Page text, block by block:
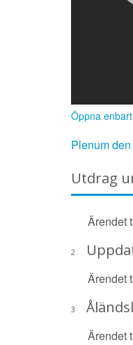
Öppna
Plenum
Utdrag
Ärendet
2
Ärendet
3
Ärendet